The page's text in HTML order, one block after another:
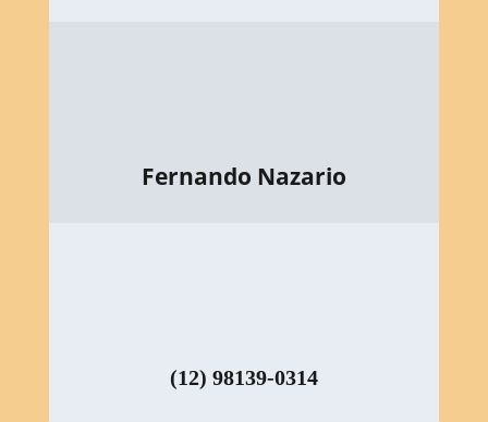
Fernando Nazario
(12) 98139-0314